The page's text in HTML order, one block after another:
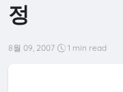
정
8월 09, 2007 1 min read